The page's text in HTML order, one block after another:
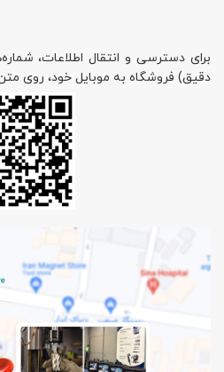
برای دسترسی و انتقال اطلاعات،
دقیق) فروشگاه به موبایل خود، روی